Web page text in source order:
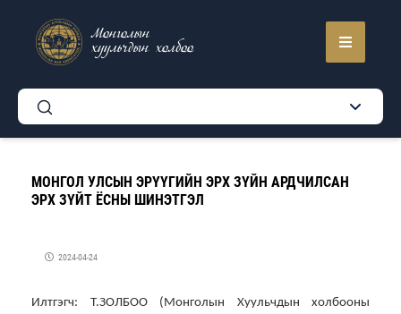
Монголын
хуульчдын холбоо
МОНГОЛ УЛСЫН ЭРҮҮГИЙН ЭРХ ЗҮЙН АРДЧИЛСАН
ЭРХ ЗҮЙТ ЁСНЫ ШИНЭТГЭЛ
2024-04-24
Илтгэгч: Т.ЗОЛБОО (Монголын Хуульчдын холбооны